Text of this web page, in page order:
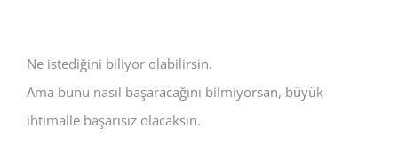
Ne istediğini biliyor olabilirsin.
Ama bunu nasıl başaracağını bilmiyorsan, büyük
ihtimalle başarısız olacaksın.